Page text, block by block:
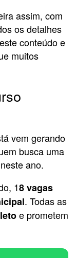
assim, com
os detalhes
conteúdo e
muitos
vem gerando
busca uma
ano.
18 vagas
. Todas as
e prometem